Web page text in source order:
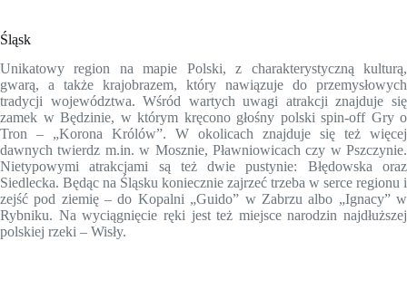
Śląsk
Unikatowy region na mapie Polski, z charakterystyczną kulturą,
gwarą, a także krajobrazem, który nawiązuje do przemysłowych
tradycji województwa. Wśród wartych uwagi atrakcji znajduje się
zamek w Będzinie, w którym kręcono głośny polski spin-off Gry o
Tron – „Korona Królów”. W okolicach znajduje się też więcej
dawnych twierdz m.in. w Mosznie, Pławniowicach czy w Pszczynie.
Nietypowymi atrakcjami są też dwie pustynie: Błędowska oraz
Siedlecka. Będąc na Śląsku koniecznie zajrzeć trzeba w serce regionu i
zejść pod ziemię – do Kopalni „Guido” w Zabrzu albo „Ignacy” w
Rybniku. Na wyciągnięcie ręki jest też miejsce narodzin najdłuższej
polskiej rzeki – Wisły.